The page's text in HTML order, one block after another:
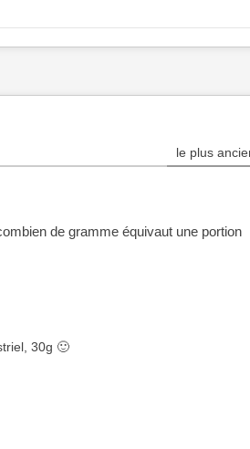
le plus
de gramme équivaut une portion
30g 🙂